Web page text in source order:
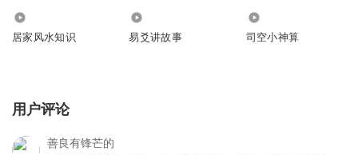
居家风水知识 易爻讲故事 司空小神算
用户评论
善良有锋芒的